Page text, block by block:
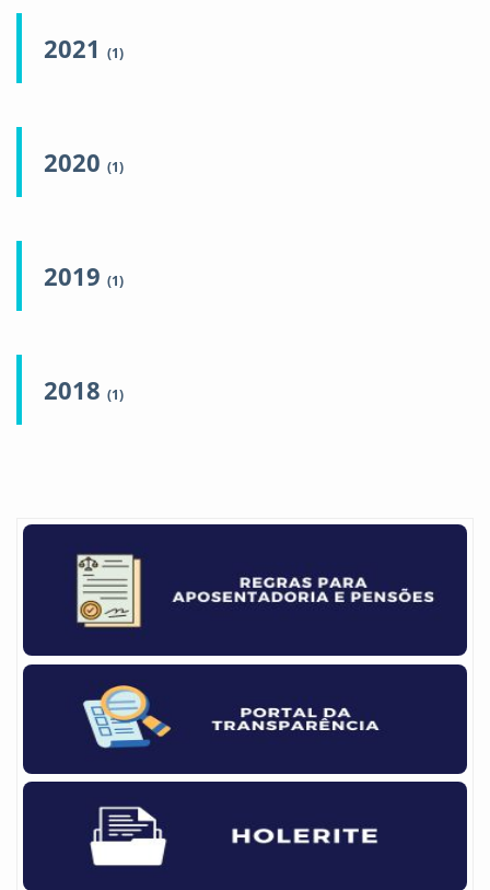
2021 (1)
2020 (1)
2019 (1)
2018 (1)